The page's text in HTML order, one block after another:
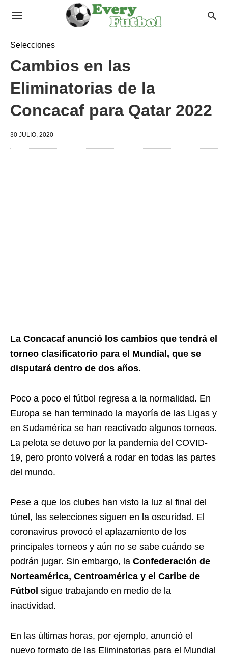
Selecciones
Cambios en las
Eliminatorias de la
Concacaf para Qatar 2022
30 JULIO, 2020
La Concacaf anunció los cambios que tendrá el
torneo clasificatorio para el Mundial, que se
disputará dentro de dos años.
Poco a poco el fútbol regresa a la normalidad. En
Europa se han terminado la mayoría de las Ligas y
en Sudamérica se han reactivado algunos torneos.
La pelota se detuvo por la pandemia del COVID-
19, pero pronto volverá a rodar en todas las partes
del mundo.
Pese a que los clubes han visto la luz al final del
túnel, las selecciones siguen en la oscuridad. El
coronavirus provocó el aplazamiento de los
principales torneos y aún no se sabe cuándo se
podrán jugar. Sin embargo, la Confederación de
Norteamérica, Centroamérica y el Caribe de
Fútbol sigue trabajando en medio de la
inactividad.
En las últimas horas, por ejemplo, anunció el
nuevo formato de las Eliminatorias para el Mundial